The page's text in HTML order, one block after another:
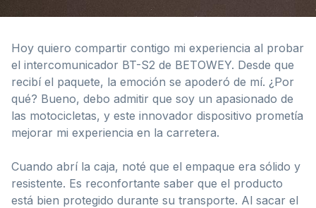
Hoy quiero compartir contigo mi experiencia al probar
el intercomunicador BT-S2 de BETOWEY. Desde que
recibí el paquete, la emoción se apoderó de mí. ¿Por
qué? Bueno, debo admitir que soy un apasionado de
las motocicletas, y este innovador dispositivo prometía
mejorar mi experiencia en la carretera.
Cuando abrí la caja, noté que el empaque era sólido y
resistente. Es reconfortante saber que el producto
está bien protegido durante su transporte. Al sacar el